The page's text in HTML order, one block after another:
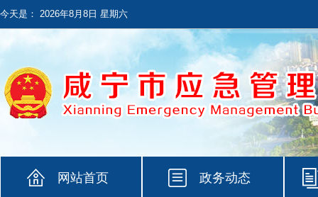
今天是： 2026年8月8日 星期六
网站首页 政务动态